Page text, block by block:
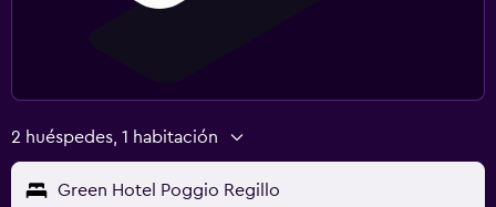
2 huéspedes, 1 habitación
Green Hotel Poggio Regillo